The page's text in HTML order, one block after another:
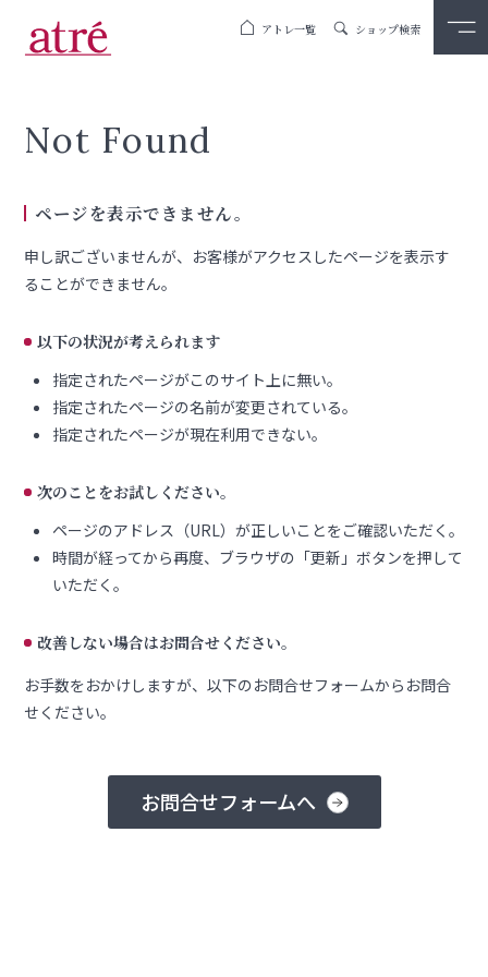
アトレ一覧 ショップ検索
Not Found
ページを表示できません。
申し訳ございませんが、お客様がアクセスしたページを表示す
ることができません。
以下の状況が考えられます
指定されたページがこのサイト上に無い。
指定されたページの名前が変更されている。
指定されたページが現在利用できない。
次のことをお試しください。
ページのアドレス（URL）が正しいことをご確認いただく。
時間が経ってから再度、ブラウザの「更新」ボタンを押して
いただく。
改善しない場合はお問合せください。
お手数をおかけしますが、以下のお問合せフォームからお問合
せください。
お問合せフォームへ